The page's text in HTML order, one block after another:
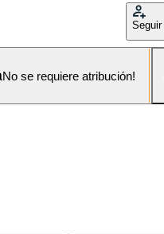
Seguir
No se requiere atribución!